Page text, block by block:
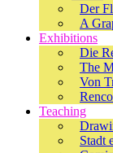
Der
A
Exhibitions
Die
The
Von
Teaching
Stadt